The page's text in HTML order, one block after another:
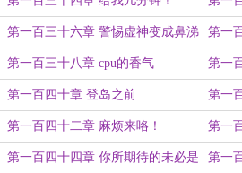
第一百三十六章 警惕虚神变成鼻涕
兽
第一
第一百三十八章 cpu的香气 第一
第一百四十章 登岛之前 第一
行
第一百四十二章 麻烦来咯！ 第一
徒都
第一百四十四章 你所期待的未必是 第一